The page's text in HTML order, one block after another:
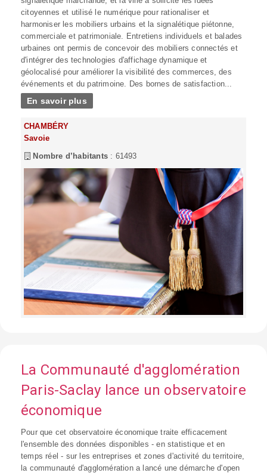
citoyennes et utilisé le numérique pour rationaliser et
harmoniser les mobiliers urbains et la signalétique piétonne,
commerciale et patrimoniale. Entretiens individuels et balades
urbaines ont permis de concevoir des mobiliers connectés et
d'intégrer des technologies d'affichage dynamique et
géolocalisé pour améliorer la visibilité des commerces, des
événements et du patrimoine. Des bornes de satisfaction...
En savoir plus
CHAMBÉRY
Savoie
Nombre d’habitants : 61493
La Communauté d'agglomération
Paris-Saclay lance un observatoire
économique
Pour que cet observatoire économique traite efficacement
l'ensemble des données disponibles - en statistique et en
temps réel - sur les entreprises et zones d'activité du territoire,
la communauté d'agglomération a lancé une démarche d'open